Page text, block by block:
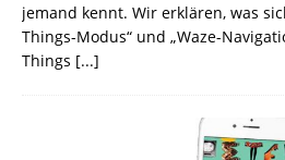
jemand kennt. Wir erklären, was
Things-Modus“ und „Waze-
Things [...]